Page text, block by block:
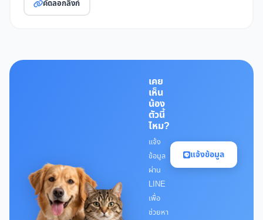
คัดลอกลิงก์
เคย
เห็น
น้อง
ตัวนี้
ไหม?
แจ้ง
ข้อมูล
ผ่าน
LINE
เพื่อ
ช่วยหา
แจ้งข้อมูล